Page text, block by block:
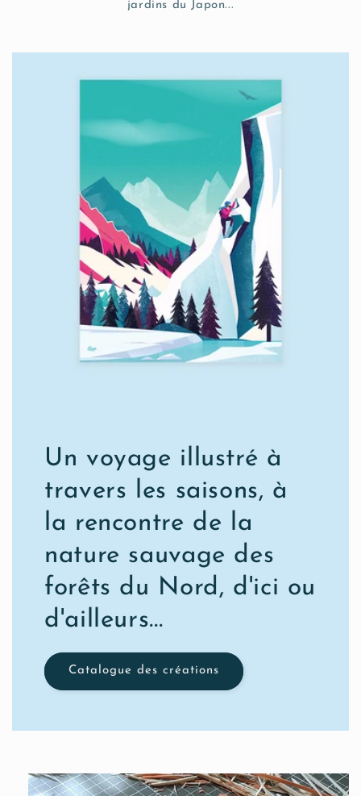
jardins du Japon...
Un voyage illustré à
travers les saisons, à
la rencontre de la
nature sauvage des
forêts du Nord, d'ici ou
d'ailleurs...
Catalogue des créations